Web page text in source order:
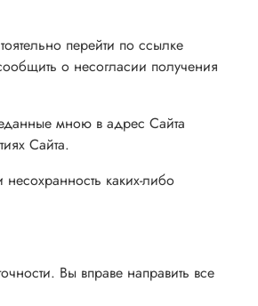
перейти по ссылке
о несогласии получения
мною в адрес Сайта
Сайта.
каких-либо
Вы вправе направить все